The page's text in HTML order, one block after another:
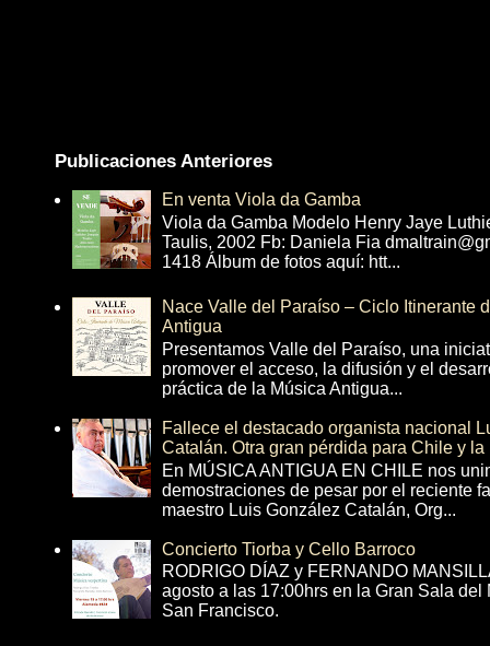
Publicaciones Anteriores
En venta Viola da Gamba
Viola da Gamba Modelo Henry Jaye
Taulis, 2002 Fb: Daniela Fia
1418 Álbum de fotos aquí: htt...
Nace Valle del Paraíso – Ciclo Itinerante
Antigua
Presentamos Valle del Paraíso, una
promover el acceso, la difusión y el
práctica de la Música Antigua...
Fallece el destacado organista nacional
Catalán. Otra gran pérdida para Chile y la
En MÚSICA ANTIGUA EN CHILE nos
demostraciones de pesar por el reciente
maestro Luis González Catalán, Org...
Concierto Tiorba y Cello Barroco
RODRIGO DÍAZ y FERNANDO
agosto a las 17:00hrs en la Gran Sala
San Francisco.